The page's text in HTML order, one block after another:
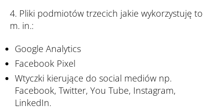
4. Pliki podmiotów trzecich jakie wykorzystuję to
m. in.:
Google Analytics
Facebook Pixel
Wtyczki kierujące do social mediów np.
Facebook, Twitter, You Tube, Instagram,
LinkedIn.